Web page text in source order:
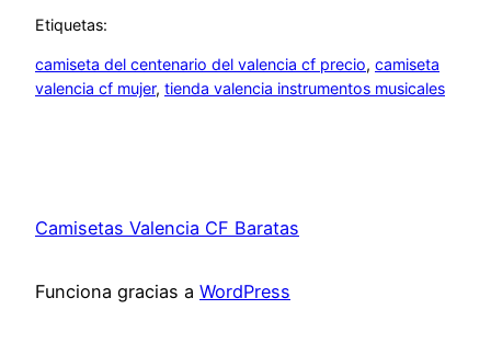
Etiquetas:
camiseta del centenario del valencia cf precio, camiseta
valencia cf mujer, tienda valencia instrumentos musicales
Camisetas Valencia CF Baratas
Funciona gracias a WordPress